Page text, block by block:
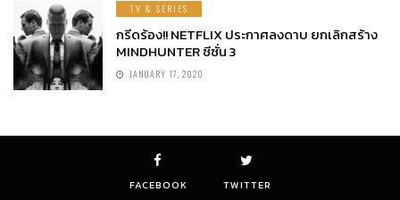
TV & SERIES
กรีดร้อง!! NETFLIX ประกาศลงดาบ ยกเลิกสร้าง
MINDHUNTER ซีซั่น 3
JANUARY 17, 2020
FACEBOOK TWITTER